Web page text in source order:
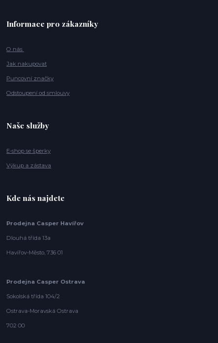
Informace pro zákazníky
O nás
Jak nakupovat
Puncovní značky
Odstoupení od smlouvy
Naše služby
E-shop se šperky
Výkup a zástava
Kde nás najdete
Prodejna Casper Havířov
Dlouhá třída 13a
Havířov-Město, 736 01
Prodejna Casper Ostrava
Sokolská třída 104/2
Ostrava-Moravská Ostrava
702 00